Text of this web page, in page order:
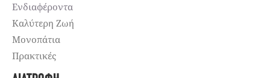
Ενδιαφέροντα
Καλύτερη Ζωή
Μονοπάτια
Πρακτικές